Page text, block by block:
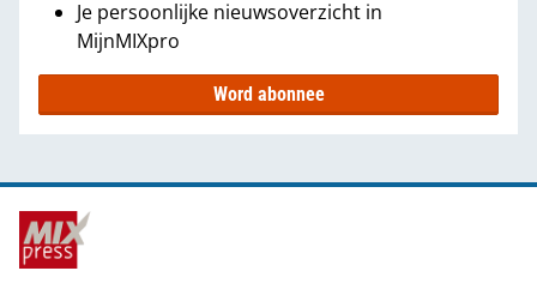
Je persoonlijke nieuwsoverzicht in
MijnMIXpro
Word abonnee